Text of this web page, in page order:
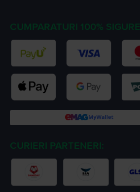
CUMPARATURI 100% SIGURE
CURIERI PARTENERI: